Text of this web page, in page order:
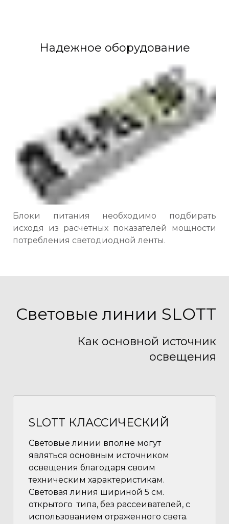
Надежное оборудование
Блоки питания необходимо подбирать
исходя из расчетных показателей мощности
потребления светодиодной ленты.
Световые линии SLOTT
Как основной источник
освещения
SLOTT КЛАССИЧЕСКИЙ
Световые линии вполне могут
являться основным источником
освещения благодаря своим
техническим характеристикам.
Световая линия шириной 5 см.
открытого типа, без рассеивателей, с
использованием отраженного света.